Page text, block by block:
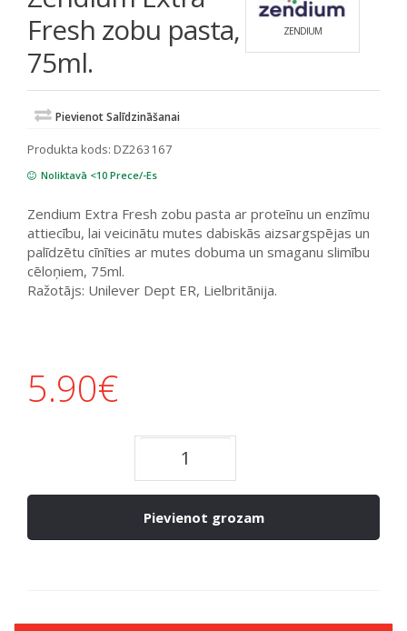
Fresh zobu pasta,
75ml.
ZENDIUM
Pievienot Salīdzināšanai
Produkta kods: DZ263167
Noliktavā <10 Prece/-Es
Zendium Extra Fresh zobu pasta ar proteīnu un enzīmu
attiecību, lai veicinātu mutes dabiskās aizsargspējas un
palīdzētu cīnīties ar mutes dobuma un smaganu slimību
cēloņiem, 75ml.
Ražotājs: Unilever Dept ER, Lielbritānija.
5.90€
Pievienot grozam